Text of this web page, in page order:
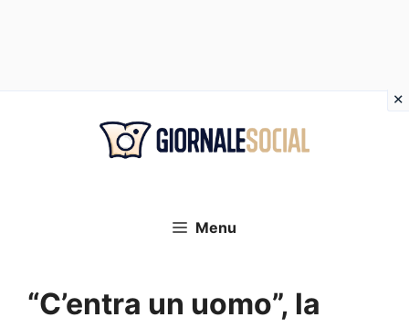
Menu
“C’entra un uomo”, la